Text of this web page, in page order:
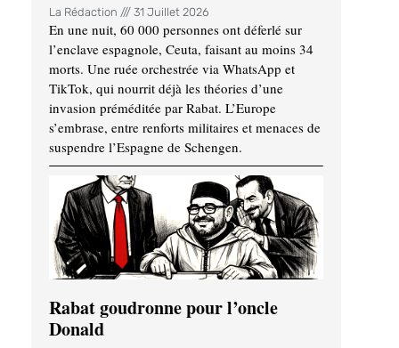
La Rédaction 31 Juillet 2026
En une nuit, 60 000 personnes ont déferlé sur
l’enclave espagnole, Ceuta, faisant au moins 34
morts. Une ruée orchestrée via WhatsApp et
TikTok, qui nourrit déjà les théories d’une
invasion préméditée par Rabat. L’Europe
s’embrase, entre renforts militaires et menaces de
suspendre l’Espagne de Schengen.
Rabat goudronne pour l’oncle
Donald